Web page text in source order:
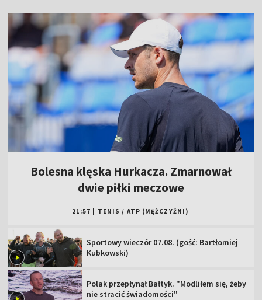
Bolesna klęska Hurkacza. Zmarnował
dwie piłki meczowe
21:57 TENIS / ATP (MĘŻCZYŹNI)
Sportowy wieczór 07.08. (gość: Bartłomiej
Kubkowski)
Polak przepłynął Bałtyk. "Modliłem się, żeby
nie stracić świadomości"